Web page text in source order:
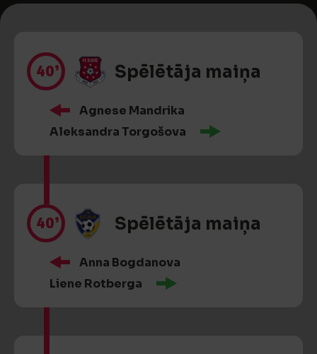
40’ Spēlētāja maiņa
Agnese Mandrika
Aleksandra Torgošova
40’ Spēlētāja maiņa
Anna Bogdanova
Liene Rotberga